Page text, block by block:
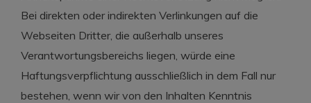
Bei direkten oder indirekten Verlinkungen auf die
Webseiten Dritter, die außerhalb unseres
Verantwortungsbereichs liegen, würde eine
Haftungsverpflichtung ausschließlich in dem Fall nur
bestehen, wenn wir von den Inhalten Kenntnis